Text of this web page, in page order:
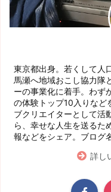
東京都出身。若くして人
馬瀬へ地域おこし協力隊
ーの事業化に着手。わず
の体験トップ10入りなど
ブクリエイターとして活
ら、幸せな人生を送るた
報などをシェア。ブログ
詳し